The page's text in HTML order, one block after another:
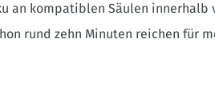
an kompatiblen Säulen innerhalb
rund zehn Minuten reichen für